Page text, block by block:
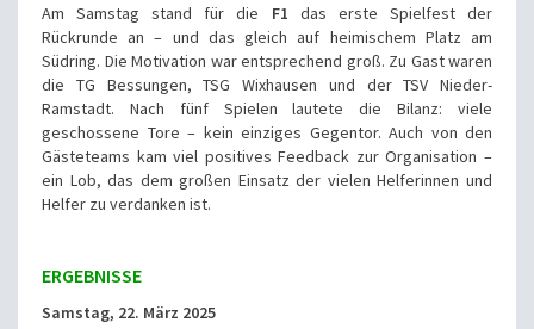
Am Samstag stand für die F1 das erste Spielfest der
Rückrunde an – und das gleich auf heimischem Platz am
Südring. Die Motivation war entsprechend groß. Zu Gast waren
die TG Bessungen, TSG Wixhausen und der TSV Nieder-
Ramstadt. Nach fünf Spielen lautete die Bilanz: viele
geschossene Tore – kein einziges Gegentor. Auch von den
Gästeteams kam viel positives Feedback zur Organisation –
ein Lob, das dem großen Einsatz der vielen Helferinnen und
Helfer zu verdanken ist.
ERGEBNISSE
Samstag, 22. März 2025